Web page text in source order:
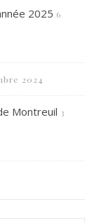
2025 6
2024
Montreuil 3